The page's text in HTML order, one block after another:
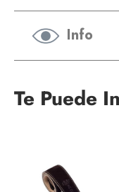
Info
Te Puede